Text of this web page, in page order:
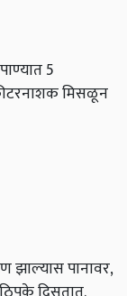
5
मिसळून
झाल्‍यास पानावर,
दिसतात.